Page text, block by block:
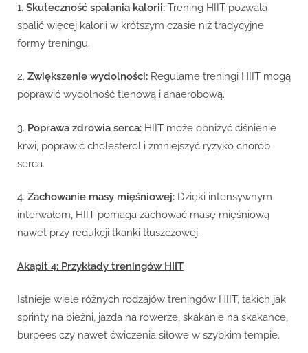
1. Skuteczność spalania kalorii: Trening HIIT pozwala
spalić więcej kalorii w krótszym czasie niż tradycyjne
formy treningu.
2. Zwiększenie wydolności: Regularne treningi HIIT mogą
poprawić wydolność tlenową i anaerobową.
3. Poprawa zdrowia serca: HIIT może obniżyć ciśnienie
krwi, poprawić cholesterol i zmniejszyć ryzyko chorób
serca.
4. Zachowanie masy mięśniowej: Dzięki intensywnym
interwałom, HIIT pomaga zachować masę mięśniową
nawet przy redukcji tkanki tłuszczowej.
Akapit 4: Przykłady treningów HIIT
Istnieje wiele różnych rodzajów treningów HIIT, takich jak
sprinty na bieżni, jazda na rowerze, skakanie na skakance,
burpees czy nawet ćwiczenia siłowe w szybkim tempie.